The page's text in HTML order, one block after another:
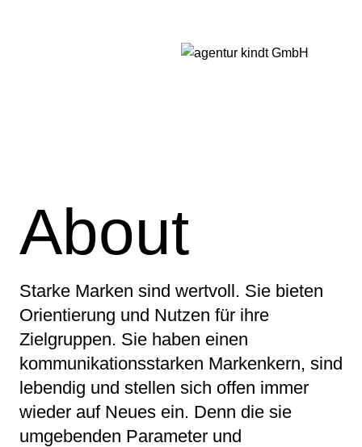
About
Starke Marken sind wertvoll. Sie bieten
Orientierung und Nutzen für ihre
Zielgruppen. Sie haben einen
kommunikationsstarken Markenkern, sind
lebendig und stellen sich offen immer
wieder auf Neues ein. Denn die sie
umgebenden Parameter und